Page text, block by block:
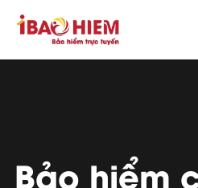
Bảo hiểm